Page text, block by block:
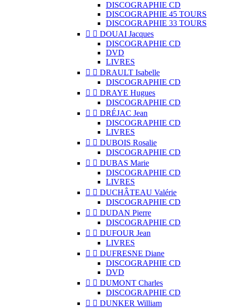
DISCOGRAPHIE CD
DISCOGRAPHIE 45 TOURS
DISCOGRAPHIE 33 TOURS
  DOUAI Jacques
DISCOGRAPHIE CD
DVD
LIVRES
  DRAULT Isabelle
DISCOGRAPHIE CD
  DRAYE Hugues
DISCOGRAPHIE CD
  DRÉJAC Jean
DISCOGRAPHIE CD
LIVRES
  DUBOIS Rosalie
DISCOGRAPHIE CD
  DUBAS Marie
DISCOGRAPHIE CD
LIVRES
  DUCHÂTEAU Valérie
DISCOGRAPHIE CD
  DUDAN Pierre
DISCOGRAPHIE CD
  DUFOUR Jean
LIVRES
  DUFRESNE Diane
DISCOGRAPHIE CD
DVD
  DUMONT Charles
DISCOGRAPHIE CD
  DUNKER William